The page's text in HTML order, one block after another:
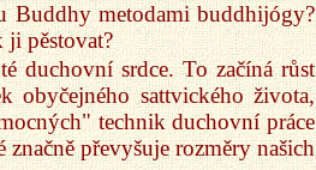
Buddhy metodami buddhijógy?
ji pěstovat?
duchovní srdce. To začíná růst
sattvického života,
technik duchovní práce
převyšuje rozměry našich